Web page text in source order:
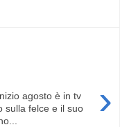
›
agosto è in tv
sulla felce e il suo